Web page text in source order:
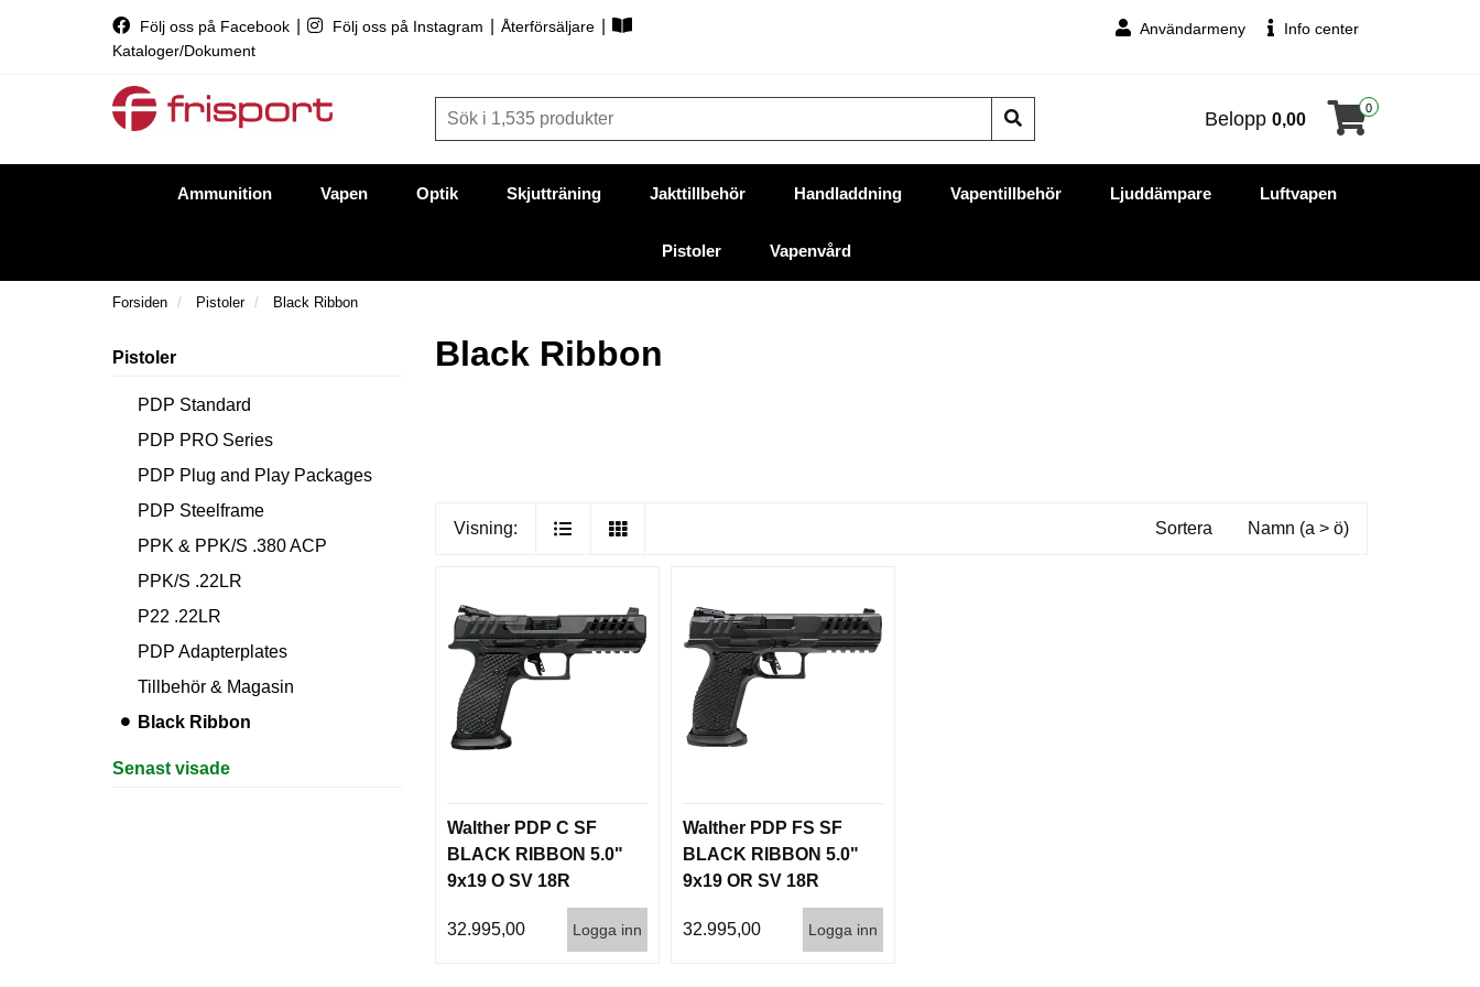
Följ oss på Facebook Följ oss på Instagram Återförsäljare
Kataloger/Dokument
Användarmeny Info center
Belopp 0,00
0
Ammunition Vapen Optik Skjutträning Jakttillbehör Handladdning Vapentillbehör Ljuddämpare Luftvapen
Pistoler Vapenvård
Forsiden Pistoler Black Ribbon
Pistoler
PDP Standard
PDP PRO Series
PDP Plug and Play Packages
PDP Steelframe
PPK & PPK/S .380 ACP
PPK/S .22LR
P22 .22LR
PDP Adapterplates
Tillbehör & Magasin
Black Ribbon
Senast visade
Black Ribbon
Visning: Sortera Namn (a > ö)
Walther PDP C SF
BLACK RIBBON 5.0"
9x19 O SV 18R
32.995,00 Logga inn
Walther PDP FS SF
BLACK RIBBON 5.0"
9x19 OR SV 18R
32.995,00 Logga inn